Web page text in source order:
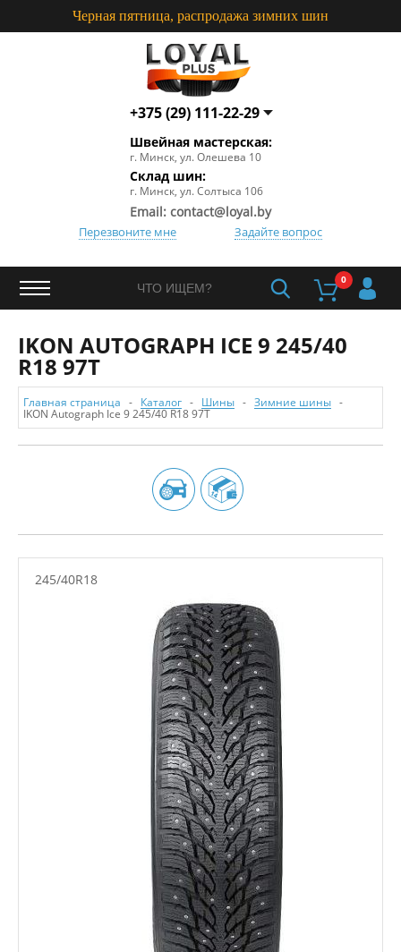
Черная пятница, распродажа зимних шин
+375 (29) 111-22-29
+375 (29) 111-22-29
+375 (29) 660-77-20
Пошив и перетяжка:
+375 (29) 663-09-83
Швейная мастерская:
г. Минск, ул. Олешева 10
Склад шин:
г. Минск, ул. Солтыса 106
Email: contact@loyal.by
Перезвоните мне Задайте вопрос
0
IKON AUTOGRAPH ICE 9 245/40
R18 97T
Главная страница Каталог Шины Зимние шины
IKON Autograph Ice 9 245/40 R18 97T
245/40R18